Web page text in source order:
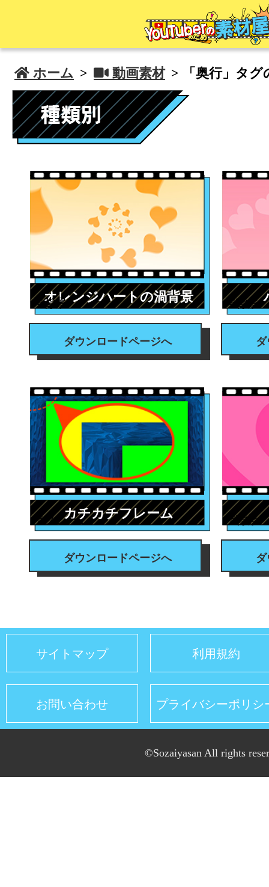
 ホーム >  動画素材 > 「奥行」タグ
#背景
オレンジハートの渦背景
ダウンロードページへ
#背景
#フレームカチカチフレーム
ダウンロードページへ
#背景
サイトマップ 利用規約
お問い合わせ プライバシーポリシ
©Sozaiyasan All rights